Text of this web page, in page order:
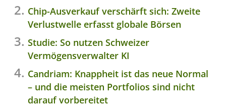
Chip-Ausverkauf verschärft sich: Zweite
Verlustwelle erfasst globale Börsen
Studie: So nutzen Schweizer
Vermögensverwalter KI
Candriam: Knappheit ist das neue Normal
– und die meisten Portfolios sind nicht
darauf vorbereitet